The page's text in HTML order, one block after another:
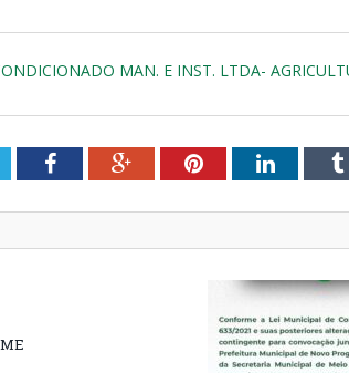
MAN. E INST. LTDA-
FacebookGoogle+PinterestLinkedIn